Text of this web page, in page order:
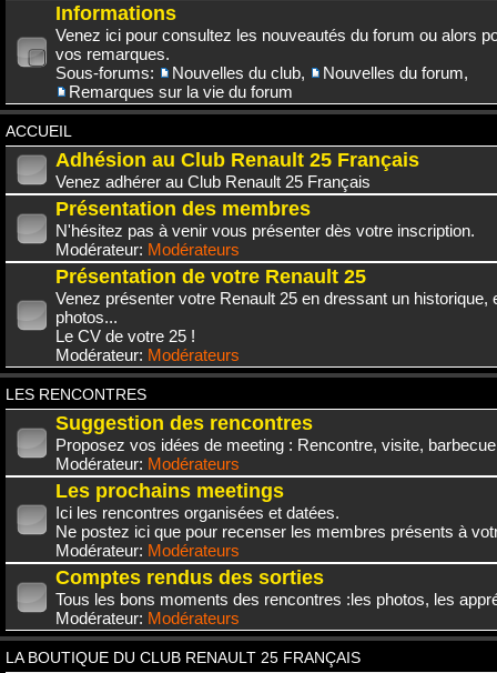
Informations
Venez ici pour consultez les nouveautés du forum ou alors
vos remarques.
Sous-forums:
Nouvelles du club, Nouvelles du forum,
Remarques sur la vie du forum
ACCUEIL
Adhésion au Club Renault 25 Français
Venez adhérer au Club Renault 25 Français
Présentation des membres
N'hésitez pas à venir vous présenter dès votre inscription.
Modérateur: Modérateurs
Présentation de votre Renault 25
Venez présenter votre Renault 25 en dressant un historique,
photos...
Le CV de votre 25 !
Modérateur: Modérateurs
LES RENCONTRES
Suggestion des rencontres
Proposez vos idées de meeting : Rencontre, visite,
Modérateur: Modérateurs
Les prochains meetings
Ici les rencontres organisées et datées.
Ne postez ici que pour recenser les membres présents à
Modérateur: Modérateurs
Comptes rendus des sorties
Tous les bons moments des rencontres :les photos, les
Modérateur: Modérateurs
LA BOUTIQUE DU CLUB RENAULT 25 FRANÇAIS